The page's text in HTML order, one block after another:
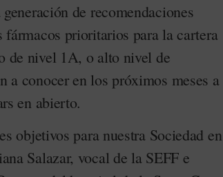
de recomendaciones
fármacos prioritarios para la cartera
de nivel 1A, o alto nivel de
a conocer en los próximos meses a
en abierto.
objetivos para nuestra Sociedad en
Salazar, vocal de la SEFF e